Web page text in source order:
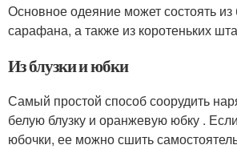
Основное одеяние может состоять из
сарафана, а также из коротеньких
Из блузки и юбки
Самый простой способ соорудить
белую блузку и оранжевую юбку .
юбочки, ее можно сшить